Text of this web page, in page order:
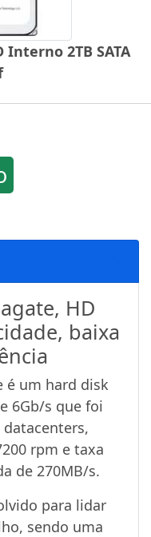
Interno 2TB SATA
HD
baixa
é um hard disk
6Gb/s que foi
rpm e taxa
de 270MB/s.
para lidar
sendo uma